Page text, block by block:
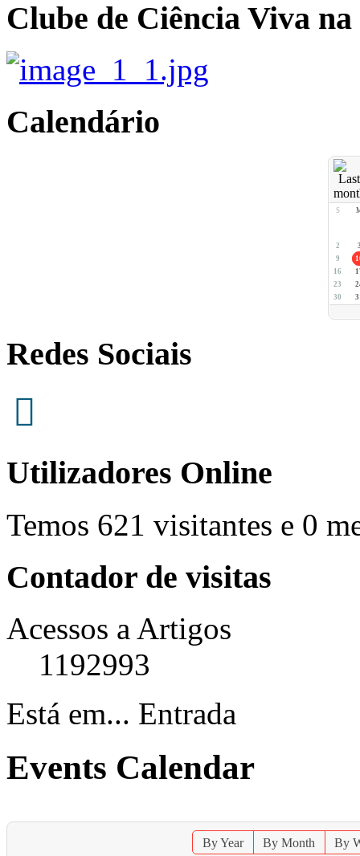
Clube de Ciência Viva
Calendário
S
2
9
16
23
30
Redes Sociais
Utilizadores Online
Temos 621 visitantes e 0
Contador de visitas
Acessos a Artigos
1192993
Está em... Entrada
Events Calendar
By Year By Month By